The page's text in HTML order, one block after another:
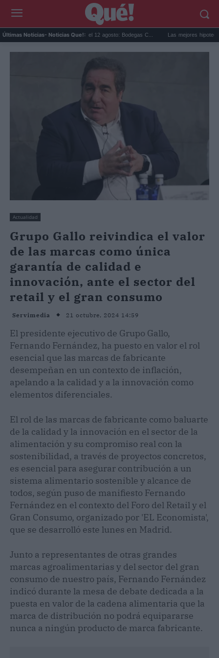
Últimas Noticias- Noticias Que!:
solar en Cariñena del 12 agosto: Bodegas C... Las mejores hipotecas de
Actualidad
Grupo Gallo reivindica el valor
de las marcas como única
garantía de calidad e
innovación, ante el sector del
retail y el gran consumo
Servimedia 21 octubre, 2024 14:59
El presidente ejecutivo de Grupo Gallo,
Fernando Fernández, ha puesto en valor el rol
esencial que las marcas de fabricante
desempeñan en un contexto de inflación,
apelando a la calidad y a la innovación como
elementos diferenciales.
El rol de las marcas de fabricante como baluarte
de la calidad y la innovación en el sector de la
alimentación y su compromiso real con la
sostenibilidad, a través de proyectos concretos,
es esencial para asegurar contribución a un
sistema alimentario sostenible y alcance de
todos, según puso de manifiesto Fernando
Fernández en el contexto del Foro del Retail y el
Gran Consumo, organizado por 'EL Economista',
que se desarrolló este lunes en Madrid.
Junto a representantes de otras grandes
marcas agroalimentarias y del sector del gran
consumo de nuestro país, Fernando Fernández
indicó durante la mesa de debate dedicada a la
puesta en valor de la cadena alimentaria que la
marca de distribución no podrá equipararse
nunca a ningún producto de marca fabricante.